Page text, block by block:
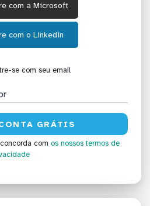
com a Microsoft
com o Linkedin
se com seu email
com os nossos termos de